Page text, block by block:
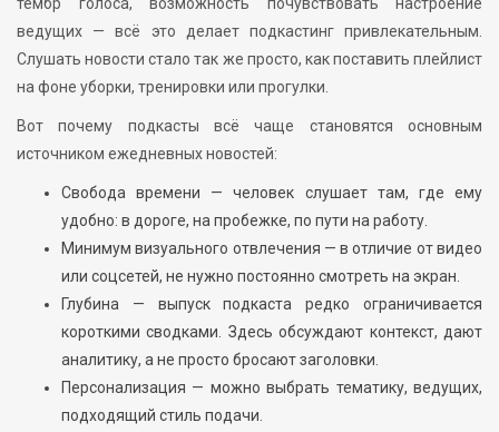
ведущих — всё это делает подкастинг привлекательным.
Слушать новости стало так же просто, как поставить плейлист
на фоне уборки, тренировки или прогулки.
Вот почему подкасты всё чаще становятся основным
источником ежедневных новостей:
Свобода времени — человек слушает там, где ему
удобно: в дороге, на пробежке, по пути на работу.
Минимум визуального отвлечения — в отличие от видео
или соцсетей, не нужно постоянно смотреть на экран.
Глубина — выпуск подкаста редко ограничивается
короткими сводками. Здесь обсуждают контекст, дают
аналитику, а не просто бросают заголовки.
Персонализация — можно выбрать тематику, ведущих,
подходящий стиль подачи.